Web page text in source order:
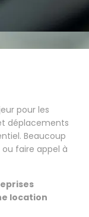
pour les
déplacements
Beaucoup
faire appel à
location